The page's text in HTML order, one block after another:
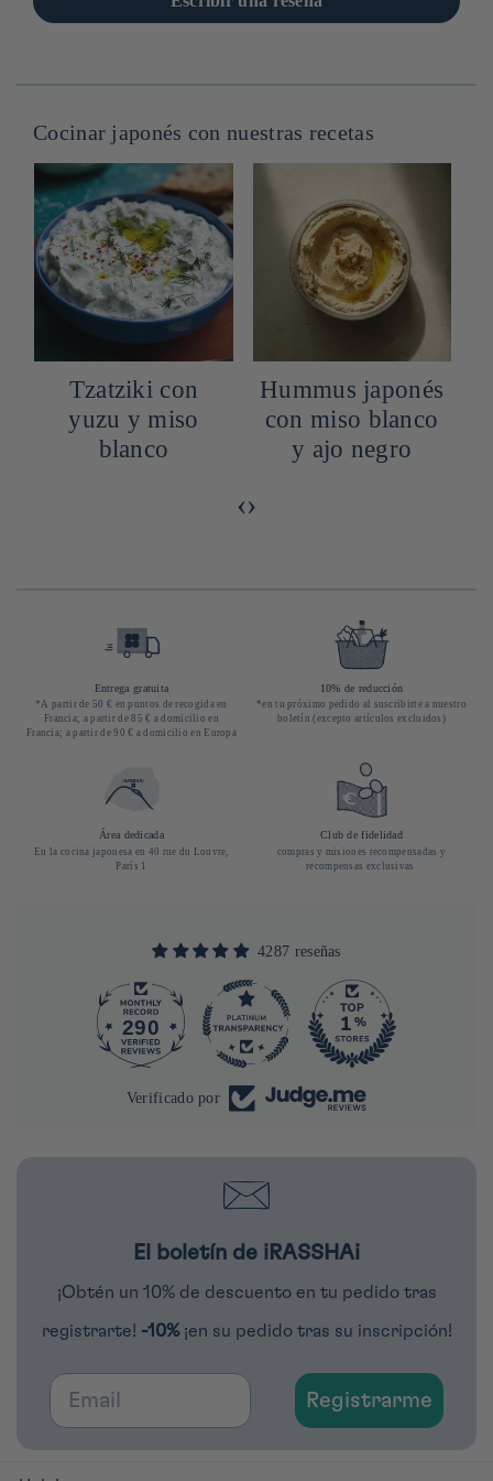
Cocinar japonés con nuestras recetas
Tzatziki con
yuzu y miso
blanco
Hummus japonés
con miso blanco
y ajo negro
‹›
Entrega gratuita
*A partir de 50 € en puntos de recogida en
Francia; a partir de 85 € a domicilio en
Francia; a partir de 90 € a domicilio en Europa
10% de reducción
*en tu próximo pedido al suscribirte a nuestro
boletín (excepto artículos excluidos)
Área dedicada
En la cocina japonesa en 40 rue du Louvre,
París 1
Club de fidelidad
compras y misiones recompensadas y
recompensas exclusivas
4287 reseñas
290
Verificado por
El boletín de iRASSHAi
¡Obtén un 10% de descuento en tu pedido tras
registrarte! -10% ¡en su pedido tras su inscripción!
Email
Registrarme